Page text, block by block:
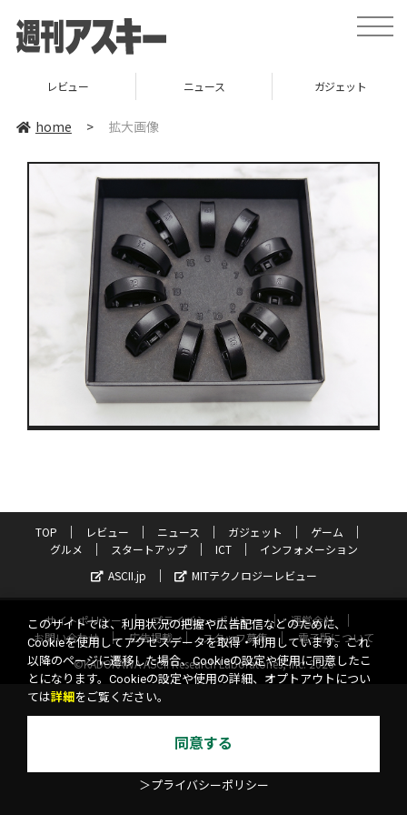
toggle
レビュー ニュース ガジェット
home > 拡大画像
TOP レビュー ニュース ガジェット
ゲーム
グルメ
スタートアップ ICT
インフォメーション
ASCII.jp
MITテクノロジーレビュー
サイトポリシー プライバシーポリシー
運営会社
お問い合わせ
広告掲載 スタッフ募集
電子版について
©KADOKAWA ASCII Research Laboratories, Inc. 2026
このサイトでは、利用状況の把握や広告配信などのために、
Cookieを使用してアクセスデータを取得・利用しています。これ
以降のページに遷移した場合、Cookieの設定や使用に同意したこ
とになります。Cookieの設定や使用の詳細、オプトアウトについ
ては詳細 をご覧ください。
同意する
＞プライバシーポリシー